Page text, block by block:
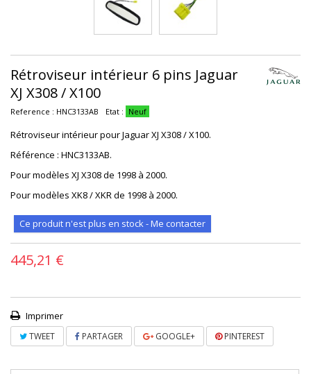
Rétroviseur intérieur 6 pins Jaguar
XJ X308 / X100
Reference : HNC3133AB Etat : Neuf
Rétroviseur intérieur pour Jaguar XJ X308 / X100.
Référence : HNC3133AB.
Pour modèles XJ X308 de 1998 à 2000.
Pour modèles XK8 / XKR de 1998 à 2000.
Ce produit n'est plus en stock - Me contacter
445,21 €
Imprimer
TWEET PARTAGER GOOGLE+ PINTEREST